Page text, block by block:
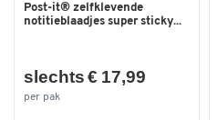
Post-it® zelfklevende
notitieblaadjes super sticky...
slechts € 17,99
per pak